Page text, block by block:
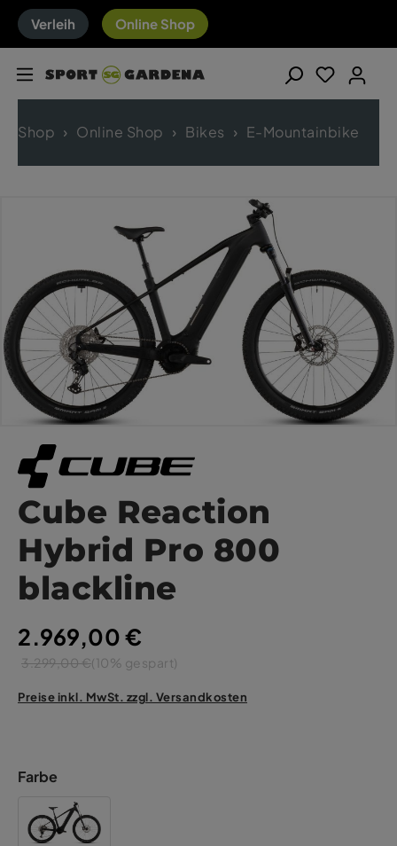
Verleih Online Shop
Shop Online Shop Bikes E-Mountainbike
Cube Reaction
Hybrid Pro 800
blackline
2.969,00 €
3.299,00 €(10% gespart)
Preise inkl. MwSt. zzgl. Versandkosten
Farbe